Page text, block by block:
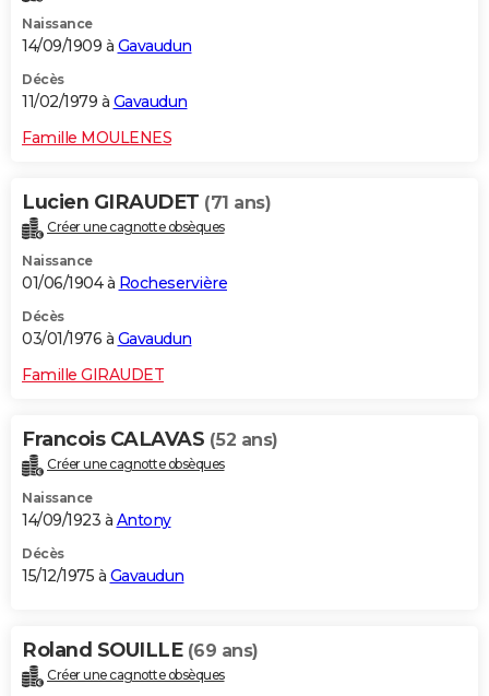
Naissance
14/09/1909 à Gavaudun
Décès
11/02/1979 à Gavaudun
Famille MOULENES
Lucien GIRAUDET (71 ans)
Créer une cagnotte obsèques
Naissance
01/06/1904 à Rocheservière
Décès
03/01/1976 à Gavaudun
Famille GIRAUDET
Francois CALAVAS (52 ans)
Créer une cagnotte obsèques
Naissance
14/09/1923 à Antony
Décès
15/12/1975 à Gavaudun
Roland SOUILLE (69 ans)
Créer une cagnotte obsèques